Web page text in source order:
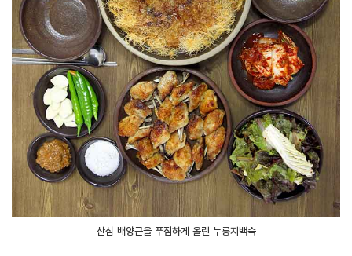
산삼 배양근을 푸짐하게 올린 누룽지백숙